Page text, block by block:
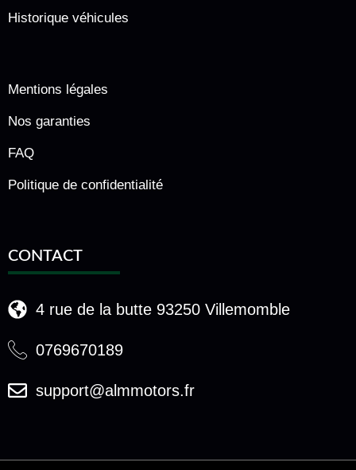
Historique véhicules
Mentions légales
Nos garanties
FAQ
Politique de confidentialité
CONTACT
4 rue de la butte 93250 Villemomble
0769670189
support@almmotors.fr